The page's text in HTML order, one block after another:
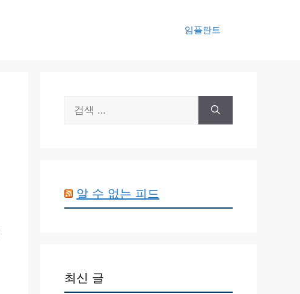
임플란트
색:
알 수 없는 피드
최신 글